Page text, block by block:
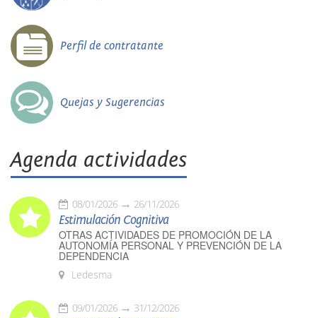
Perfil de contratante
Quejas y Sugerencias
Agenda actividades
08/01/2026 26/11/2026
Estimulación Cognitiva
OTRAS ACTIVIDADES DE PROMOCIÓN DE LA
AUTONOMÍA PERSONAL Y PREVENCIÓN DE LA
DEPENDENCIA
Ledesma
09/01/2026 31/12/2026